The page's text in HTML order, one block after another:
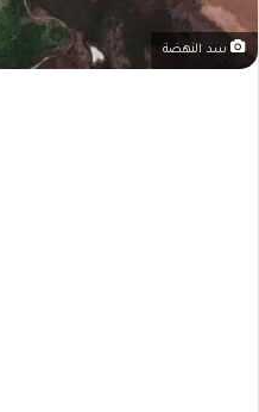
سد النهضة